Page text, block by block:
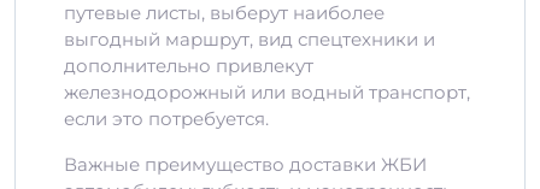
путевые листы, выберут наиболее
выгодный маршрут, вид спецтехники и
дополнительно привлекут
железнодорожный или водный транспорт,
если это потребуется.
Важные преимущество доставки ЖБИ